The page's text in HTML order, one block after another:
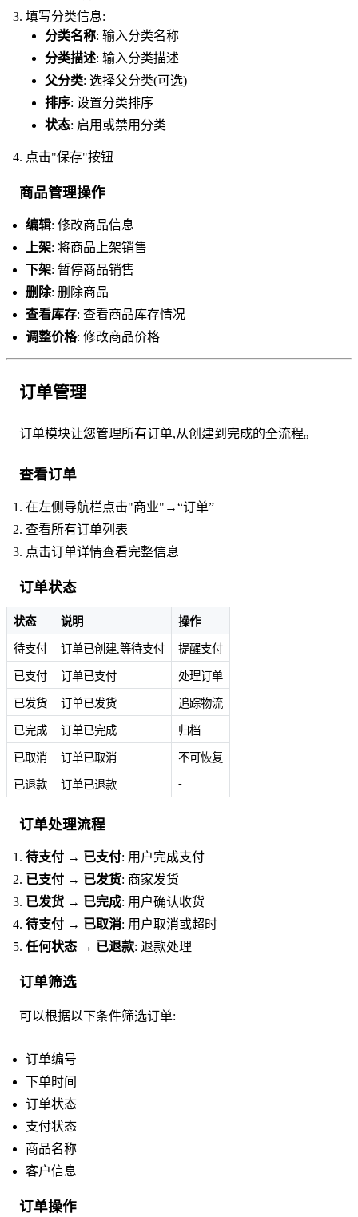
填写分类信息:
分类名称: 输入分类名称
分类描述: 输入分类描述
父分类: 选择父分类(可选)
排序: 设置分类排序
状态: 启用或禁用分类
点击"保存"按钮
商品管理操作
编辑: 修改商品信息
上架: 将商品上架销售
下架: 暂停商品销售
删除: 删除商品
查看库存: 查看商品库存情况
调整价格: 修改商品价格
订单管理
订单模块让您管理所有订单,从创建到完成的全流程。
查看订单
在左侧导航栏点击"商业"→“订单”
查看所有订单列表
点击订单详情查看完整信息
订单状态
状态 说明 操作
待支付 订单已创建,等待支付 提醒支付
已支付 订单已支付 处理订单
已发货 订单已发货 追踪物流
已完成 订单已完成 归档
已取消 订单已取消 不可恢复
已退款 订单已退款 -
订单处理流程
待支付 → 已支付: 用户完成支付
已支付 → 已发货: 商家发货
已发货 → 已完成: 用户确认收货
待支付 → 已取消: 用户取消或超时
任何状态 → 已退款: 退款处理
订单筛选
可以根据以下条件筛选订单:
订单编号
下单时间
订单状态
支付状态
商品名称
客户信息
订单操作